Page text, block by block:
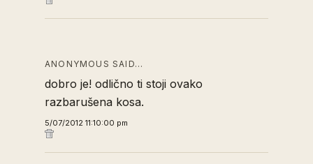
ANONYMOUS SAID…
dobro je! odlično ti stoji ovako
razbarušena kosa.
5/07/2012 11:10:00 pm